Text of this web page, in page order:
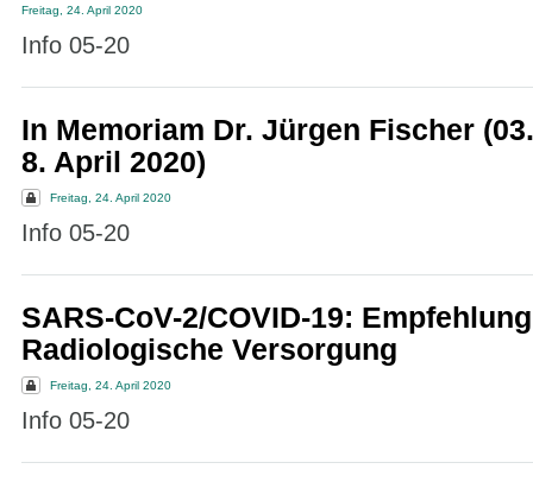
Freitag, 24. April 2020
Info 05-20
In Memoriam Dr. Jürgen Fischer
8. April 2020)
Freitag, 24. April 2020
Info 05-20
SARS-CoV-2/COVID-19:
Radiologische Versorgung
Freitag, 24. April 2020
Info 05-20